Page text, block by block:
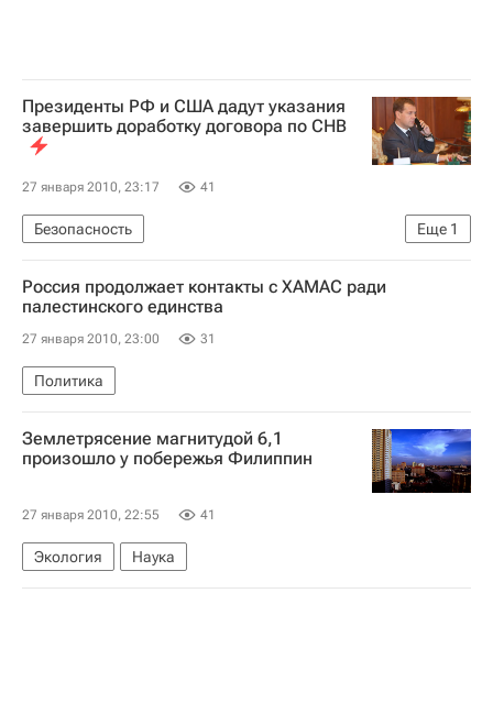
Президенты РФ и США дадут указания
завершить доработку договора по СНВ
27 января 2010, 23:17 41
Еще 1
Безопасность
Судьба договора о сокращении стратегических наступательных вооружений (СНВ-1)
Россия продолжает контакты с ХАМАС ради
палестинского единства
27 января 2010, 23:00 31
Политика
Землетрясение магнитудой 6,1
произошло у побережья Филиппин
27 января 2010, 22:55 41
Экология Наука